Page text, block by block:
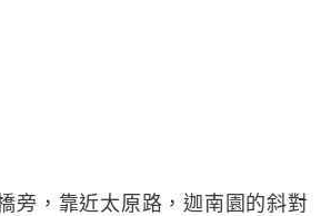
旁，靠近太原路，迦南園的斜對